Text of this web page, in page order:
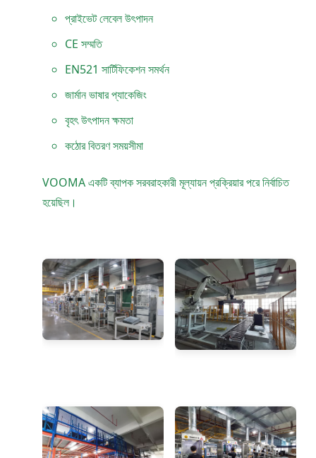
প্রাইভেট লেবেল উৎপাদন
CE সম্মতি
EN521 সার্টিফিকেশন সমর্থন
জার্মান ভাষার প্যাকেজিং
বৃহৎ উৎপাদন ক্ষমতা
কঠোর বিতরণ সময়সীমা
VOOMA একটি ব্যাপক সরবরাহকারী মূল্যায়ন প্রক্রিয়ার পরে নির্বাচিত
হয়েছিল।